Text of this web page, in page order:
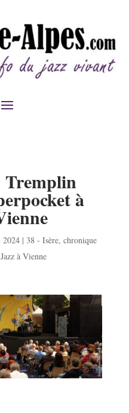
Tremplin
à
2024| 38 - Isère, chronique
Jazz à Vienne